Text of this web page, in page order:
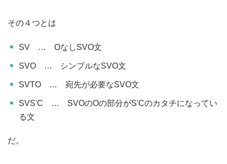
その４つとは
SV … OなしSVO文
SVO … シンプルなSVO文
SVTO … 宛先が必要なSVO文
SVS'C … SVOのOの部分がS'Cのカタチになってい
る文
だ。